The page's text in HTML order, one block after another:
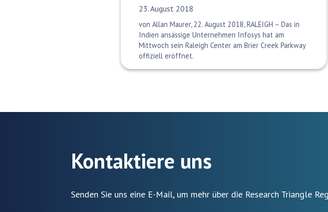
Veröffentlichungsdatum:
23. August 2018
von Allan Maurer, 22. August 2018, RALEIGH – Das in
Indien ansässige Unternehmen Infosys hat am
Mittwoch sein Raleigh Center am Brier Creek Parkway
offiziell eröffnet.
Kontaktiere uns
Senden Sie uns eine E-Mail, um mehr über die Research Triangle